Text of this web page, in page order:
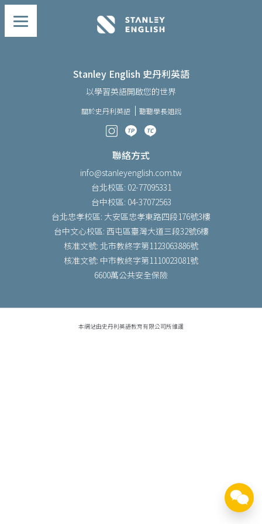
Stanley English 史丹利英語
以學習英語開啟您的世界
關於史丹利英語 聽聽學長姐說
聯絡方式
info@stanleyenglish.com.tw
台北校區: 02-77095331
台中校區: 04-37072563
台北忠孝校區: 大安區忠孝東路四段176號3樓
台中文心校區: 西屯區臺灣大道三段32號6樓
核准文號: 北市教終字第1123063886號
核准文號: 中市教終字第1110023081號
6600萬公共安全保險
本網站由史丹利英語教育有限公司所維護